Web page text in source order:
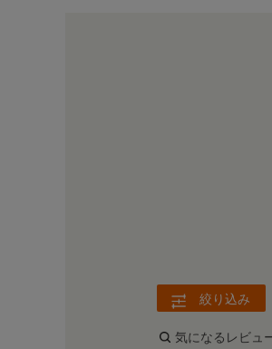
絞り込み
気になるレビュ